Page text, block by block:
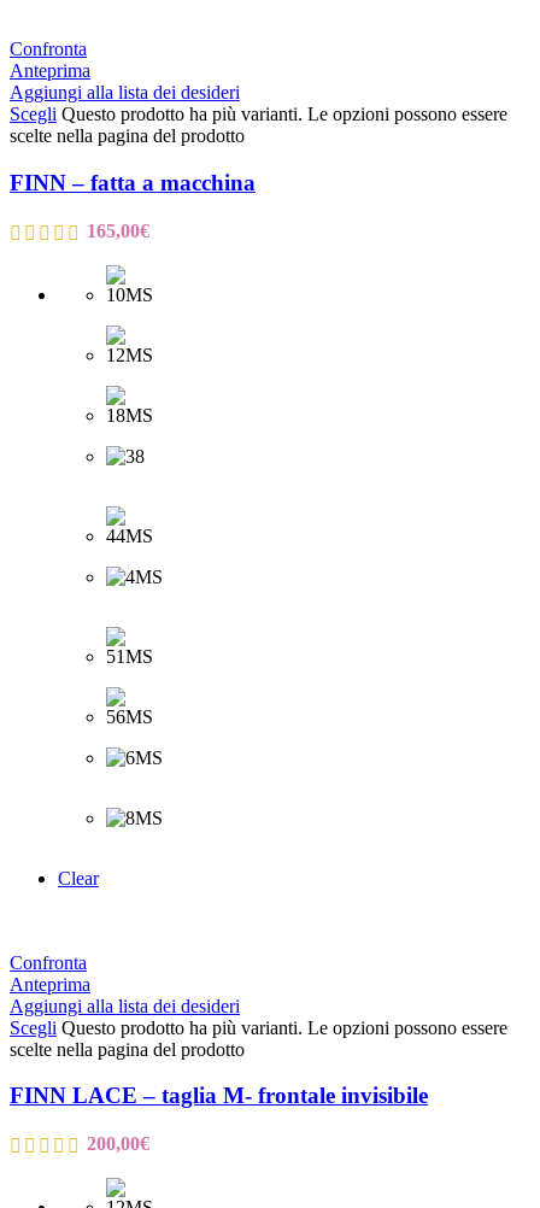
Confronta
Anteprima
Aggiungi alla lista dei desideri
Scegli Questo prodotto ha più varianti. Le opzioni possono essere
scelte nella pagina del prodotto
FINN – fatta a macchina
165,00€
Clear
Confronta
Anteprima
Aggiungi alla lista dei desideri
Scegli Questo prodotto ha più varianti. Le opzioni possono essere
scelte nella pagina del prodotto
FINN LACE – taglia M- frontale invisibile
200,00€